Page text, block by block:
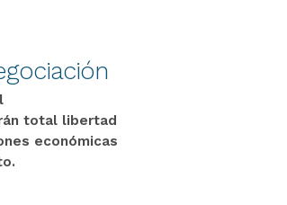
total libertad
económicas